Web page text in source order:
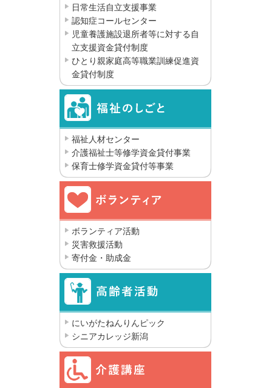
日常生活自立支援事業
認知症コールセンター
児童養護施設退所者等に対する自
立支援資金貸付制度
ひとり親家庭高等職業訓練促進資
金貸付制度
福祉人材センター
介護福祉士等修学資金貸付事業
保育士修学資金貸付等事業
ボランティア活動
災害救援活動
寄付金・助成金
にいがたねんりんピック
シニアカレッジ新潟